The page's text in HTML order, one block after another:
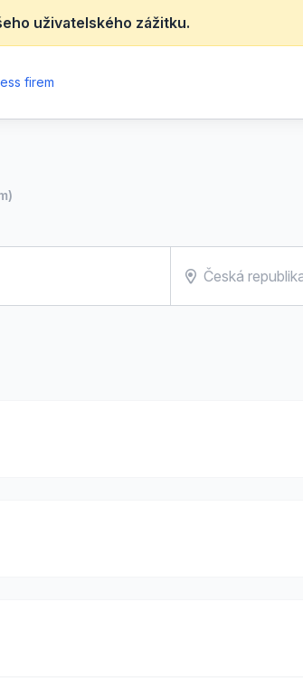
uživatelského zážitku.
firem